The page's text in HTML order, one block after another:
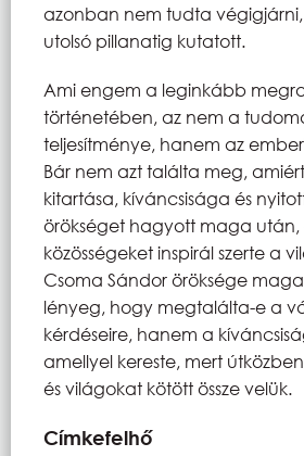
azonban nem tudta
utolsó pillanatig kutatott.
Ami engem a leginkább
történetében, az nem a
teljesítménye, hanem az
Bár nem azt találta meg,
kitartása, kíváncsisága és
örökséget hagyott maga után,
közösségeket inspirál szerte a
Csoma Sándor öröksége
lényeg, hogy megtalálta-e a
kérdéseire, hanem a
amellyel kereste, mert
és világokat kötött össze velük.
Címkefelhő